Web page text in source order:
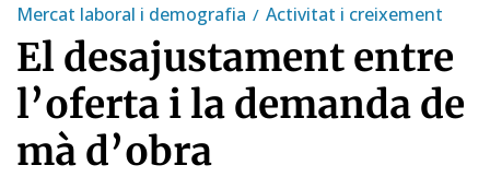
Mercat laboral i demografia Activitat i creixement
El desajustament entre
l’oferta i la demanda de
mà d’obra